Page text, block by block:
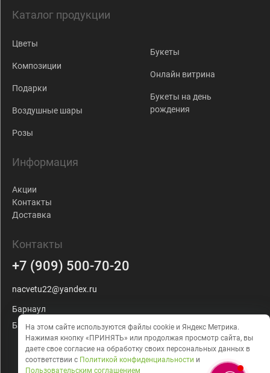
Каталог продукции
Цветы
Композиции
Подарки
Воздушные шары
Розы
Букеты
Онлайн витрина
Букеты на день
рождения
Информация
Акции
Контакты
Доставка
Контакты
+7 (909) 500-70-20
nacvetu22@yandex.ru
Барнаул
Балтийская, 103
На этом сайте используются файлы cookie и Яндекс Метрика.
Нажимая кнопку «ПРИНЯТЬ» или продолжая просмотр сайта, вы
даете свое согласие на обработку своих персональных данных в
соответствии с Политикой конфиденциальности и
Пользовательским соглашением